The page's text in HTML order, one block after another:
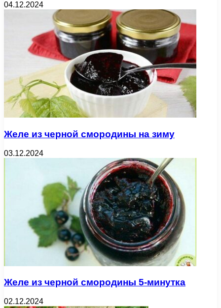
04.12.2024
Желе из черной смородины на зиму
03.12.2024
Желе из черной смородины 5-минутка
02.12.2024